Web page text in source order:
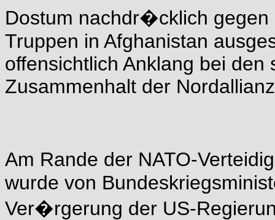
Dostum nachdr�cklich
Truppen in Afghanistan
offensichtlich Anklang bei
Zusammenhalt der
Am Rande der NATO-
wurde von
Ver�rgerung der US-